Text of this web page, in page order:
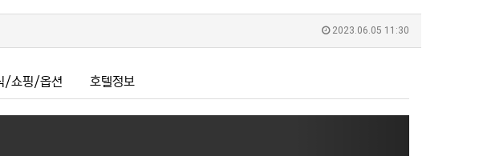
2023.06.05 11:30
/쇼핑/옵션 호텔정보